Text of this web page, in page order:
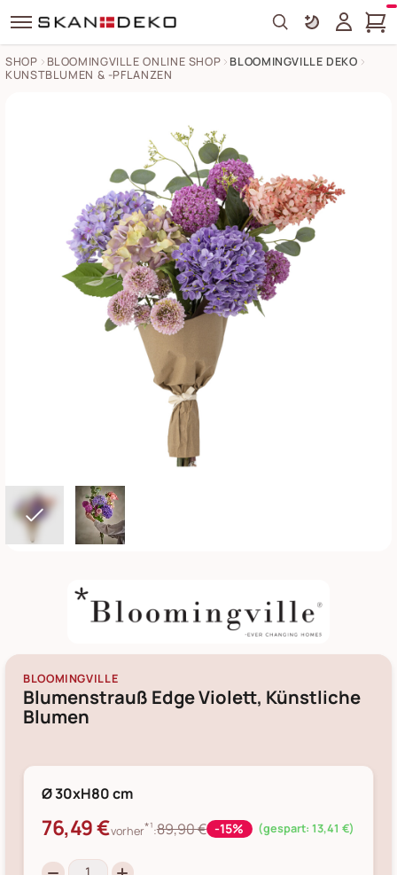
Search
SHOP BLOOMINGVILLE ONLINE SHOP
BLOOMINGVILLE DEKO
KUNSTBLUMEN & -PFLANZEN
BLOOMINGVILLE
Blumenstrauß Edge Violett, Künstliche
Blumen
Ø 30xH80 cm
76,49 €vorher*¹:89,90 € -15% (gespart: 13,41 €)